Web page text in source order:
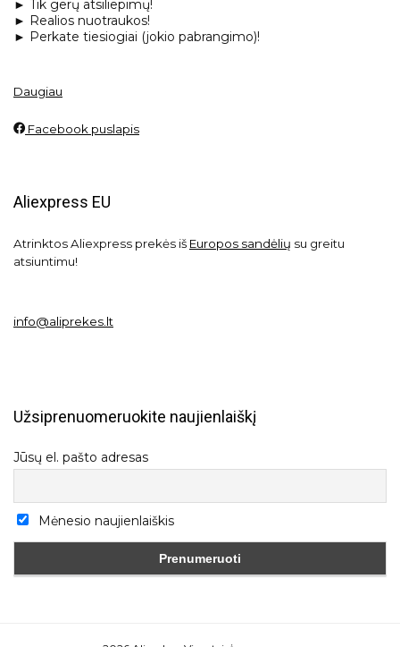
► Tik gerų atsiliepimų!
► Realios nuotraukos!
► Perkate tiesiogiai (jokio pabrangimo)!
Daugiau
Facebook puslapis
Aliexpress EU
Atrinktos Aliexpress prekės iš Europos sandėlių su greitu
atsiuntimu!
info@aliprekes.lt
Užsiprenuomeruokite naujienlaiškį
Jūsų el. pašto adresas
Mėnesio naujienlaiškis